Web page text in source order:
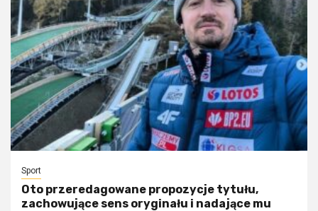
Sport
Oto przeredagowane propozycje tytułu,
zachowujące sens oryginału i nadające mu